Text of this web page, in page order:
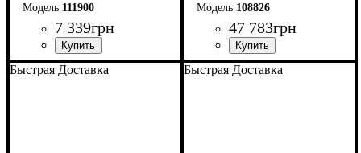
111900
7 339грн
108826
47 783грн
Быстрая Доставка Быстрая Доставка